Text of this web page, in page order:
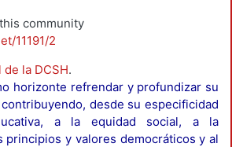
community
11191/2
la DCSH.
horizonte refrendar y profundizar su
desde su especificidad
a la equidad social, a la
principios y valores democráticos y al